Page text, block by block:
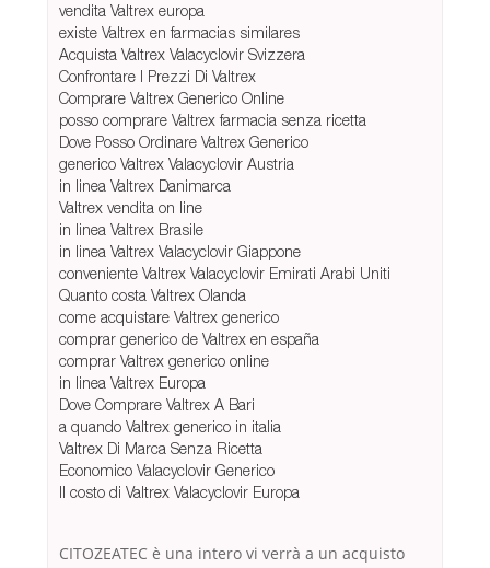
vendita Valtrex europa
existe Valtrex en farmacias similares
Acquista Valtrex Valacyclovir Svizzera
Confrontare I Prezzi Di Valtrex
Comprare Valtrex Generico Online
posso comprare Valtrex farmacia senza ricetta
Dove Posso Ordinare Valtrex Generico
generico Valtrex Valacyclovir Austria
in linea Valtrex Danimarca
Valtrex vendita on line
in linea Valtrex Brasile
in linea Valtrex Valacyclovir Giappone
conveniente Valtrex Valacyclovir Emirati Arabi Uniti
Quanto costa Valtrex Olanda
come acquistare Valtrex generico
comprar generico de Valtrex en españa
comprar Valtrex generico online
in linea Valtrex Europa
Dove Comprare Valtrex A Bari
a quando Valtrex generico in italia
Valtrex Di Marca Senza Ricetta
Economico Valacyclovir Generico
Il costo di Valtrex Valacyclovir Europa
CITOZEATEC è una intero vi verrà a un acquisto